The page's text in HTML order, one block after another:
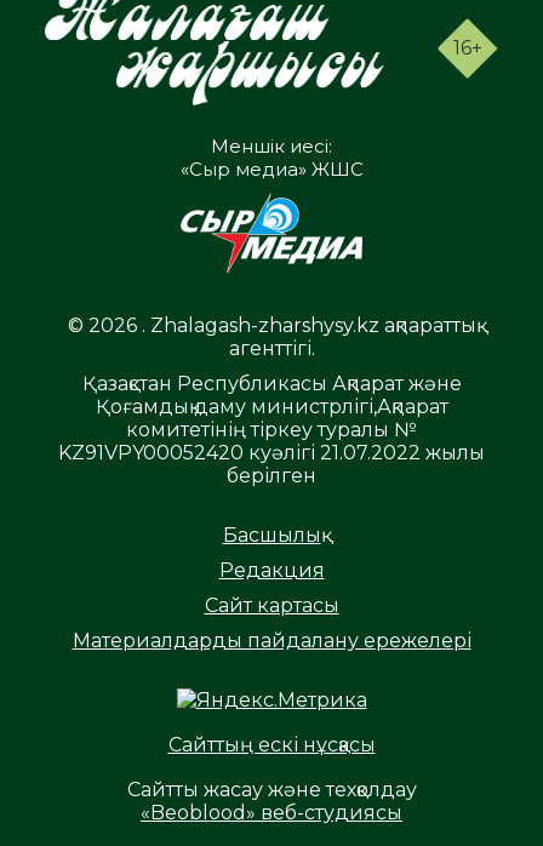
16+
Меншік иесі:
«Сыр медиа» ЖШС
© 2026 . Zhalagash-zharshysy.kz ақпараттық
агенттігі.
Қазақстан Республикасы Ақпарат және
Қоғамдық даму министрлігі,Ақпарат
комитетінің тіркеу туралы №
KZ91VPY00052420 куәлігі 21.07.2022 жылы
берілген
Басшылық
Редакция
Сайт картасы
Материалдарды пайдалану ережелері
Сайттың ескі нұсқасы
Сайтты жасау және техқолдау
«Beoblood» веб-студиясы